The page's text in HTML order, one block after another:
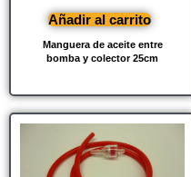
Manguera de aceite entre
bomba y colector 25cm
Añadir al carrito